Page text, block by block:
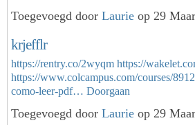
Toegevoegd door Laurie op 29
krjefflr
https://rentry.co/2wyqm https://
https://www.colcampus.com/courses/
como-leer-pdf… Doorgaan
Toegevoegd door Laurie op 29